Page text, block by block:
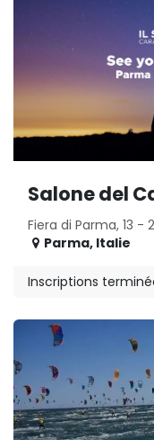
Salone del
Fiera di Parma, 13 -
Parma, Italie
Inscriptions